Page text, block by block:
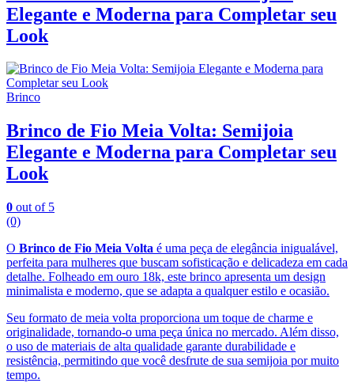
Elegante e Moderna para Completar seu
Look
Brinco
Brinco de Fio Meia Volta: Semijoia
Elegante e Moderna para Completar seu
Look
0 out of 5
(0)
O Brinco de Fio Meia Volta é uma peça de elegância inigualável,
perfeita para mulheres que buscam sofisticação e delicadeza em cada
detalhe. Folheado em ouro 18k, este brinco apresenta um design
minimalista e moderno, que se adapta a qualquer estilo e ocasião.
Seu formato de meia volta proporciona um toque de charme e
originalidade, tornando-o uma peça única no mercado. Além disso,
o uso de materiais de alta qualidade garante durabilidade e
resistência, permitindo que você desfrute de sua semijoia por muito
tempo.